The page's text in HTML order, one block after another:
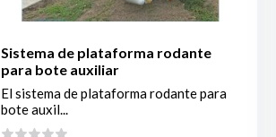
Sistema de plataforma rodante
para bote auxiliar
El sistema de plataforma rodante para
bote auxil...